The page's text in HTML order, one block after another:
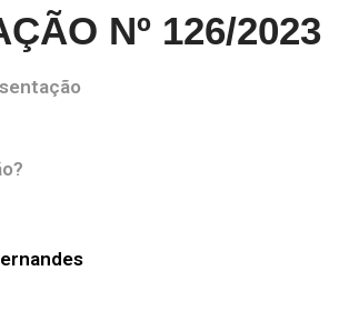
Nº 126/2023